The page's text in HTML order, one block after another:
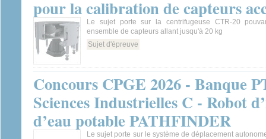
pour la calibration de capteurs
Le sujet porte sur la centrifugeuse CTR-20
ensemble de capteurs allant jusqu'à 20 kg
Sujet d'épreuve
Concours CPGE 2026 - Banque
Sciences Industrielles C - Robot
d’eau potable PATHFINDER
Le sujet porte sur le système de déplacement